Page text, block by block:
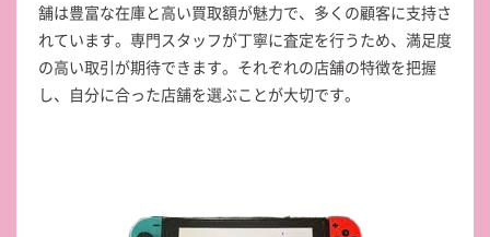
舗は豊富な在庫と高い買取額が魅力で、多くの顧客に支持さ
れています。専門スタッフが丁寧に査定を行うため、満足度
の高い取引が期待できます。それぞれの店舗の特徴を把握
し、自分に合った店舗を選ぶことが大切です。